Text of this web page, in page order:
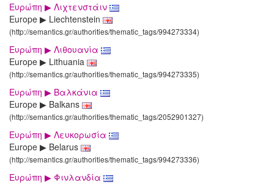
Ευρώπη ▶ Λιχτενστάιν
Europe ▶ Liechtenstein
(http://semantics.gr/authorities/thematic_tags/994273334)
Ευρώπη ▶ Λιθουανία
Europe ▶ Lithuania
(http://semantics.gr/authorities/thematic_tags/994273335)
Ευρώπη ▶ Βαλκάνια
Europe ▶ Balkans
(http://semantics.gr/authorities/thematic_tags/2052901327)
Ευρώπη ▶ Λευκορωσία
Europe ▶ Belarus
(http://semantics.gr/authorities/thematic_tags/994273336)
Ευρώπη ▶ Φινλανδία